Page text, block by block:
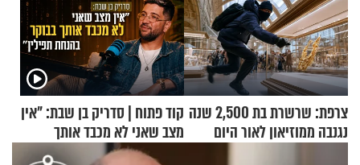
צרפת: שרשרת בת 2,500 שנה
נגנבה ממוזיאון לאור היום
קוד פתוח | סדריק בן שבת: "אין
מצב שאני לא מכבד אותך
בבוקר בהנחת תפילין"